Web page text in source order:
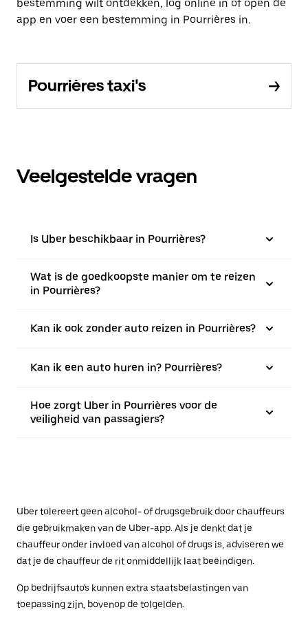
bestemming wilt ontdekken, log online in of open de
app en voer een bestemming in Pourrières in.
Pourrières taxi's
Veelgestelde vragen
Is Uber beschikbaar in Pourrières?
Wat is de goedkoopste manier om te reizen
in Pourrières?
Kan ik ook zonder auto reizen in Pourrières?
Kan ik een auto huren in? Pourrières?
Hoe zorgt Uber in Pourrières voor de
veiligheid van passagiers?
Uber tolereert geen alcohol- of drugsgebruik door chauffeurs
die gebruikmaken van de Uber-app. Als je denkt dat je
chauffeur onder invloed van alcohol of drugs is, adviseren we
dat je de chauffeur de rit onmiddellijk laat beëindigen.
Op bedrijfsauto's kunnen extra staatsbelastingen van
toepassing zijn, bovenop de tolgelden.